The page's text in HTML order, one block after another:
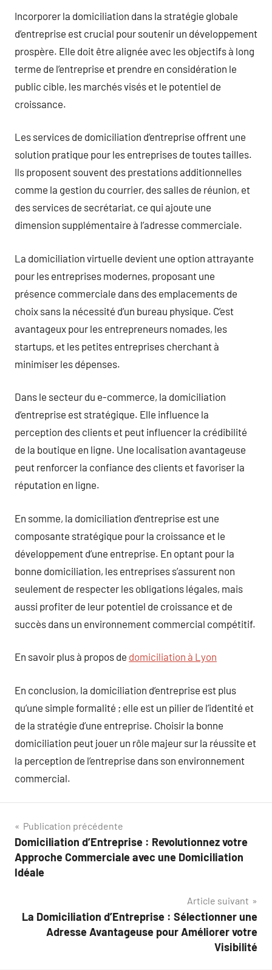
Incorporer la domiciliation dans la stratégie globale
d’entreprise est crucial pour soutenir un développement
prospère. Elle doit être alignée avec les objectifs à long
terme de l’entreprise et prendre en considération le
public cible, les marchés visés et le potentiel de
croissance.
Les services de domiciliation d’entreprise offrent une
solution pratique pour les entreprises de toutes tailles.
Ils proposent souvent des prestations additionnelles
comme la gestion du courrier, des salles de réunion, et
des services de secrétariat, ce qui ajoute une
dimension supplémentaire à l’adresse commerciale.
La domiciliation virtuelle devient une option attrayante
pour les entreprises modernes, proposant une
présence commerciale dans des emplacements de
choix sans la nécessité d’un bureau physique. C’est
avantageux pour les entrepreneurs nomades, les
startups, et les petites entreprises cherchant à
minimiser les dépenses.
Dans le secteur du e-commerce, la domiciliation
d’entreprise est stratégique. Elle influence la
perception des clients et peut influencer la crédibilité
de la boutique en ligne. Une localisation avantageuse
peut renforcer la confiance des clients et favoriser la
réputation en ligne.
En somme, la domiciliation d’entreprise est une
composante stratégique pour la croissance et le
développement d’une entreprise. En optant pour la
bonne domiciliation, les entreprises s’assurent non
seulement de respecter les obligations légales, mais
aussi profiter de leur potentiel de croissance et de
succès dans un environnement commercial compétitif.
En savoir plus à propos de domiciliation à Lyon
En conclusion, la domiciliation d’entreprise est plus
qu’une simple formalité ; elle est un pilier de l’identité et
de la stratégie d’une entreprise. Choisir la bonne
domiciliation peut jouer un rôle majeur sur la réussite et
la perception de l’entreprise dans son environnement
commercial.
Navigation
de
l’article
Publication précédente
Domiciliation d’Entreprise : Revolutionnez votre
Approche Commerciale avec une Domiciliation
Idéale
Article suivant
La Domiciliation d’Entreprise : Sélectionner une
Adresse Avantageuse pour Améliorer votre
Visibilité